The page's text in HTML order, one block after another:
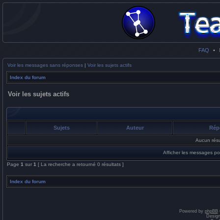
FAQ •
Voir les messages sans réponses | Voir les sujets actifs
Index du forum
Voir les sujets actifs
Sujets Auteur
Aucun
Afficher les messages
Page 1 sur 1 [ La recherche a retourné 0 résultats ]
Index du forum
Powered by phpBB